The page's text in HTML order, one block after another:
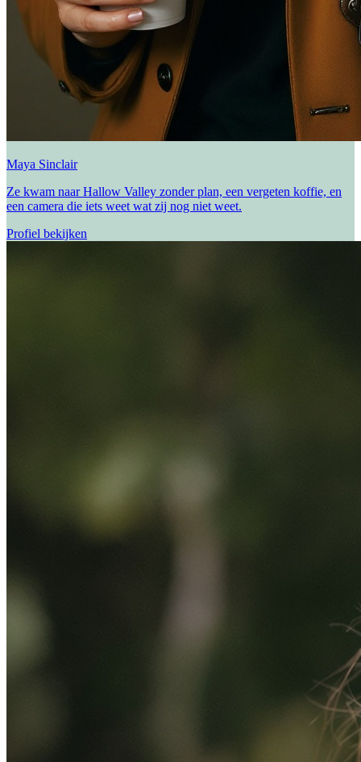
Maya Sinclair
Ze kwam naar Hallow Valley zonder plan, een vergeten koffie, en
een camera die iets weet wat zij nog niet weet.
Profiel bekijken